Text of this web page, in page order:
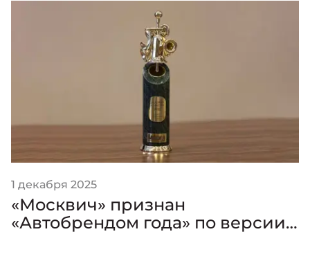
1 декабря 2025
«Москвич» признан
«Автобрендом года» по версии